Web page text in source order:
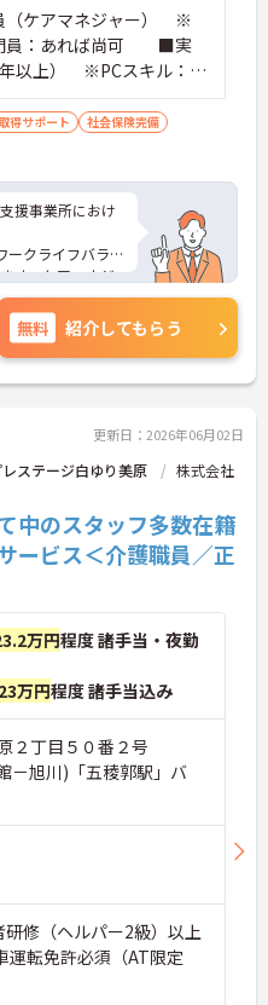
（ケアマネジャー） ※
員：あれば尚可 ■実
以上） ※PCスキル：E
ソフトの入力ができる程
運転免許
得サポート
社会保険完備
援事業所におけ
ークライフバラ
す。ケアマネジ
活かしながらご
ントなど、さら
軽にご相談くだ
無料 紹介してもらう
更新日：2026年06月02日
ステージ白ゆり美原
株式会社
中のスタッフ多数在籍
ービス＜介護職員／正
万円程度 諸手当・夜勤
万円程度 諸手当込み
２丁目５０番２号
－旭川)「五稜郭駅」バ
修（ヘルパー2級）以上
転免許必須（AT限定